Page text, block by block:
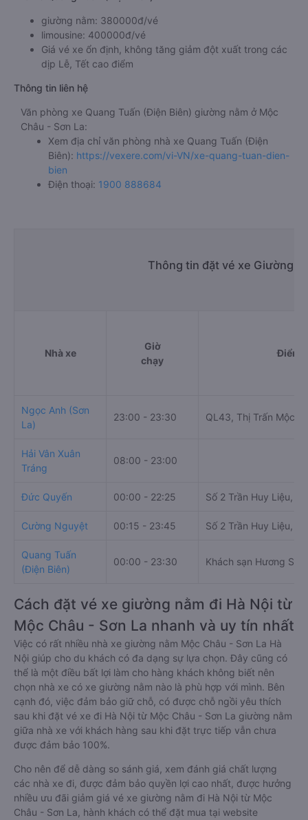
giường nằm: 380000đ/vé
limousine: 400000đ/vé
Giá vé xe ổn định, không tăng giảm đột xuất trong các
dịp Lễ, Tết cao điểm
Thông tin liên hệ
Văn phòng xe Quang Tuấn (Điện Biên) giường nằm ở Mộc
Châu - Sơn La:
Xem địa chỉ văn phòng nhà xe Quang Tuấn (Điện
Biên): https://vexere.com/vi-VN/xe-quang-tuan-dien-
bien
Điện thoại: 1900 888684
Thông tin đặt vé xe Giường
Nhà xe
Giờ
chạy
Điểm
Ngọc Anh (Sơn
La)
23:00 - 23:30 QL43, Thị Trấn Mộc
Hải Vân Xuân
Tráng
08:00 - 23:00
Đức Quyến 00:00 - 22:25 Số 2 Trần Huy Liệu,
Cường Nguyệt 00:15 - 23:45 Số 2 Trần Huy Liệu,
Quang Tuấn
(Điện Biên)
00:00 - 23:30 Khách sạn Hương Sen
Cách đặt vé xe giường nằm đi Hà Nội từ
Mộc Châu - Sơn La nhanh và uy tín nhất
Việc có rất nhiều nhà xe giường nằm Mộc Châu - Sơn La Hà
Nội giúp cho du khách có đa dạng sự lựa chọn. Đây cũng có
thể là một điều bất lợi làm cho hàng khách không biết nên
chọn nhà xe có xe giường nằm nào là phù hợp với mình. Bên
cạnh đó, việc đảm bảo giữ chỗ, có được chỗ ngồi yêu thích
sau khi đặt vé xe đi Hà Nội từ Mộc Châu - Sơn La giường nằm
giữa nhà xe với khách hàng sau khi đặt trực tiếp vẫn chưa
được đảm bảo 100%.
Cho nên để dễ dàng so sánh giá, xem đánh giá chất lượng
các nhà xe đi, được đảm bảo quyền lợi cao nhất, được hưởng
nhiều ưu đãi giảm giá vé xe giường nằm đi Hà Nội từ Mộc
Châu - Sơn La, hành khách có thể đặt mua tại website